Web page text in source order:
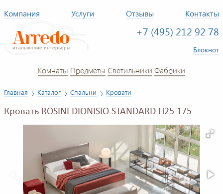
Компания Услуги Отзывы Контакты
+7 (495) 212 92 78
Блокнот
Комнаты Предметы Светильники Фабрики
Главная Каталог Спальни Кровати
Кровать ROSINI DIONISIO STANDARD H25 175